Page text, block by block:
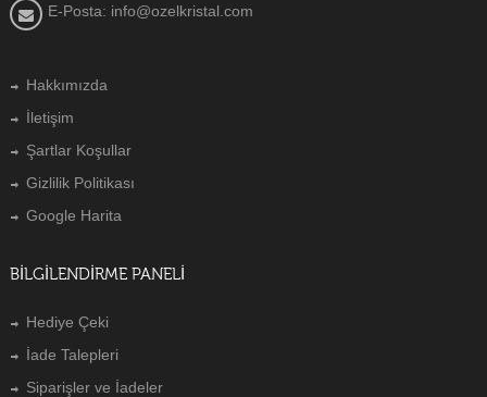
E-Posta: info@ozelkristal.com
Hakkımızda
İletişim
Şartlar Koşullar
Gizlilik Politikası
Google Harita
BILGILENDIRME PANELI
Hediye Çeki
İade Talepleri
Siparişler ve İadeler